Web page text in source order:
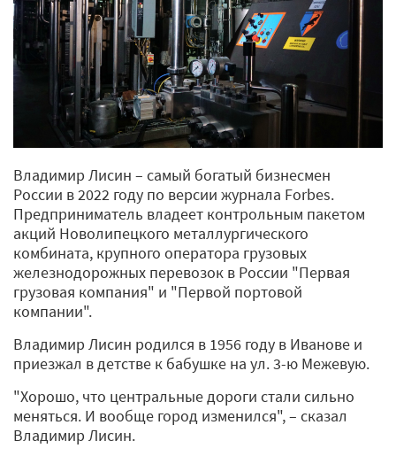
Владимир Лисин – самый богатый бизнесмен
России в 2022 году по версии журнала Forbes.
Предприниматель владеет контрольным пакетом
акций Новолипецкого металлургического
комбината, крупного оператора грузовых
железнодорожных перевозок в России "Первая
грузовая компания" и "Первой портовой
компании".
Владимир Лисин родился в 1956 году в Иванове и
приезжал в детстве к бабушке на ул. 3-ю Межевую.
"Хорошо, что центральные дороги стали сильно
меняться. И вообще город изменился", – сказал
Владимир Лисин.